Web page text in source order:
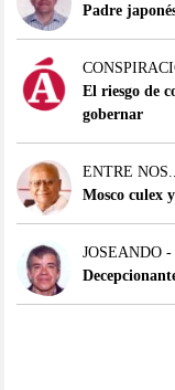
Padre
El riesgo de
gobernar
ENTRE
Mosco culex
JOSEANDO -